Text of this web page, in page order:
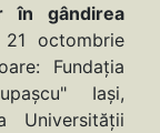
în gândirea
21 octombrie
Fundaţia
Iaşi,
Universităţii